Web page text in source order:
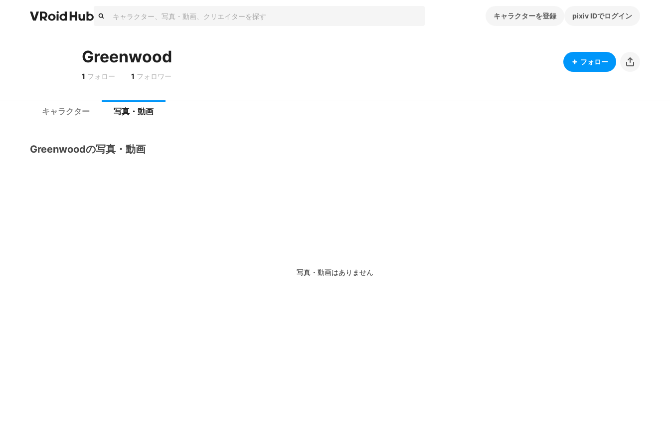
キャラクターを登録 pixiv IDでログイン
Greenwood
1 フォロー 1 フォロワー
フォロー
キャラクター 写真・動画
Greenwoodの写真・動画
写真・動画はありません